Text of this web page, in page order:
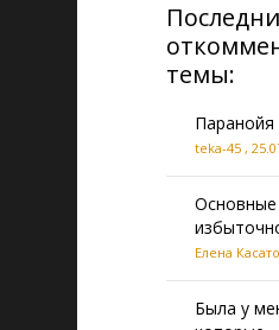
темы:
Паранойя
teka-45 ,
Елена
Была у